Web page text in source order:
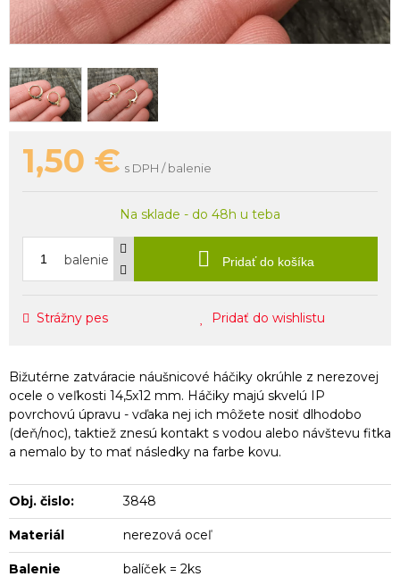
1,50 € s DPH / balenie
Na sklade - do 48h u teba
balenie Pridať do košíka
Strážny pes Pridať do wishlistu
Bižutérne zatváracie náušnicové háčiky okrúhle z nerezovej
ocele o veľkosti 14,5x12 mm. Háčiky majú skvelú IP
povrchovú úpravu - vďaka nej ich môžete nosiť dlhodobo
(deň/noc), taktiež znesú kontakt s vodou alebo návštevu fitka
a nemalo by to mať následky na farbe kovu.
Obj. čislo: 3848
Materiál nerezová oceľ
Balenie balíček = 2ks